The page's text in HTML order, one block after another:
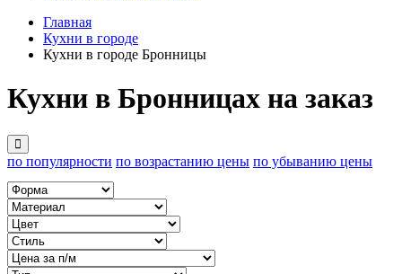
Главная
Кухни в городе
Кухни в городе Бронницы
Кухни в Бронницах на заказ
по популярности по возрастанию цены по убыванию цены